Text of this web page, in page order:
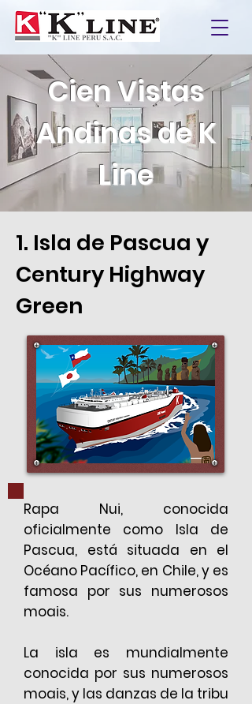
Cien Vistas
Andinas de K
Line
1. Isla de Pascua y
Century Highway
Green
Rapa Nui, conocida
oficialmente como Isla de
Pascua, está situada en el
Océano Pacífico, en Chile, y es
famosa por sus numerosos
moais.
La isla es mundialmente
conocida por sus numerosos
moais, y las danzas de la tribu